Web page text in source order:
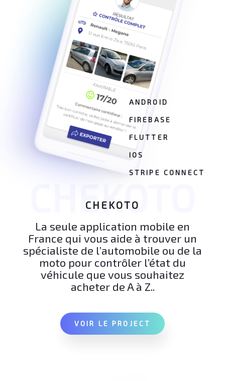
ANDROID
FIREBASE
FLUTTER
IOS
STRIPE CONNECT
CHEKOTO
CHEKOTO
La seule application mobile en
France qui vous aide à trouver un
spécialiste de l’automobile ou de la
moto pour contrôler l’état du
véhicule que vous souhaitez
acheter de A à Z..
VOIR LE PROJECT